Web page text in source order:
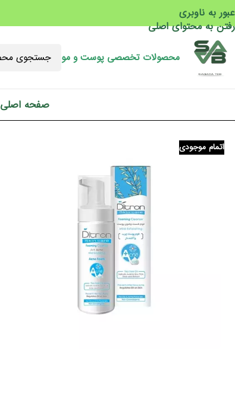
عبور به ناوبری
رفتن به محتوای اصلی
محصولات تخصصی پوست و مو
صفحه اصلی
اتمام موجودی